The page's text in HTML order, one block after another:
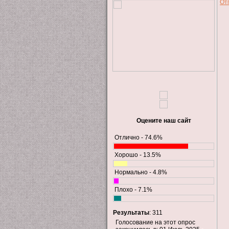
Оцените наш сайт
Отлично - 74.6%
Хорошо - 13.5%
Нормально - 4.8%
Плохо - 7.1%
Результаты: 311
Голосование на этот опрос